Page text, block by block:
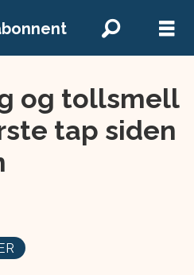
og tollsmell
tap siden